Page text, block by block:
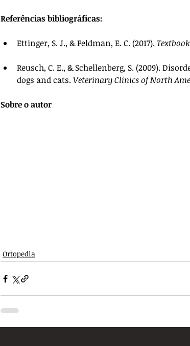
Referências bibliográficas:
Ettinger, S. J., & Feldman, E. C. (2017).
Reusch, C. E., & Schellenberg, S. (2009).
dogs and cats. Veterinary Clinics of North
Sobre o autor
Ortopedia